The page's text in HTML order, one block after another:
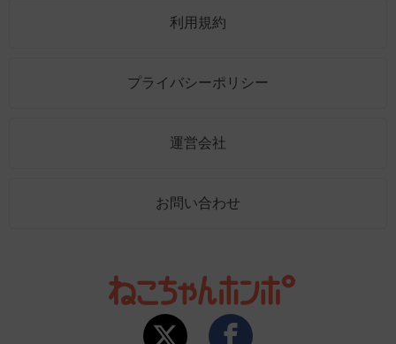
利用規約
プライバシーポリシー
運営会社
お問い合わせ